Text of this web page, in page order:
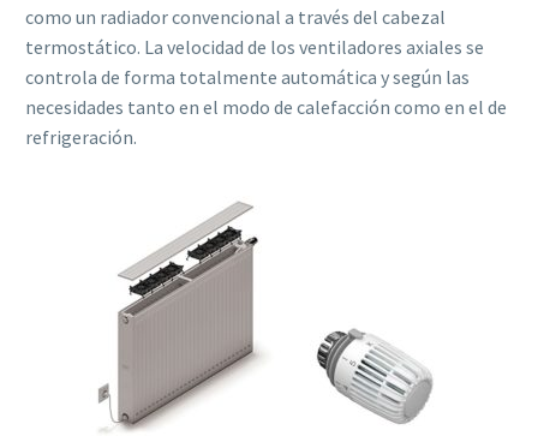
como un radiador convencional a través del cabezal
termostático. La velocidad de los ventiladores axiales se
controla de forma totalmente automática y según las
necesidades tanto en el modo de calefacción como en el de
refrigeración.